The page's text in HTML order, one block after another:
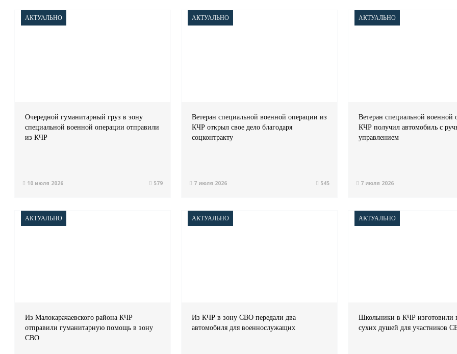
АКТУАЛЬНО
Очередной гуманитарный груз в зону
специальной военной операции отправили
из КЧР
10 июля 2026 579
АКТУАЛЬНО
Ветеран специальной военной операции из
КЧР открыл свое дело благодаря
соцконтракту
7 июля 2026 545
АКТУАЛЬНО
Ветеран специальной военной
КЧР получил автомобиль с
управлением
7 июля 2026
АКТУАЛЬНО
Из Малокарачаевского района КЧР
отправили гуманитарную помощь в зону
СВО
АКТУАЛЬНО
Из КЧР в зону СВО передали два
автомобиля для военнослужащих
АКТУАЛЬНО
Школьники в КЧР изготовили
сухих душей для участников